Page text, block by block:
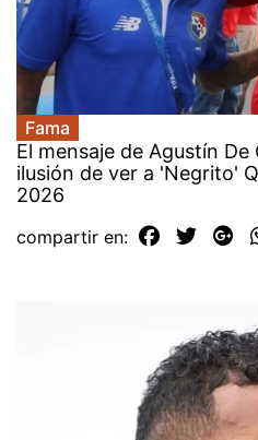
Fama
El mensaje de Agustín De
ilusión de ver a 'Negrito'
2026
compartir en: